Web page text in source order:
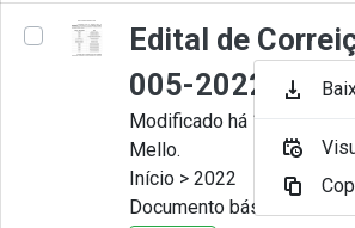
Edital de
005-2022
Modificado há 11 Meses
Mello.
Início > 2022
Documento básico